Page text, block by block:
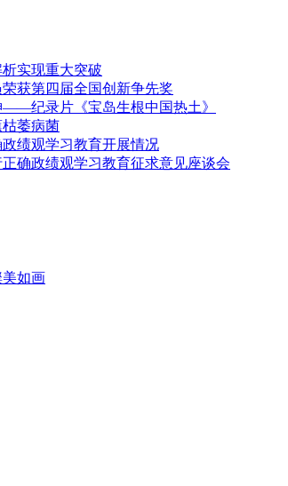
实现重大突破
获第四届全国创新争先奖
纪录片《宝岛生根中国热土》
萎病菌
绩观学习教育开展情况
确政绩观学习教育征求意见座谈会
如画